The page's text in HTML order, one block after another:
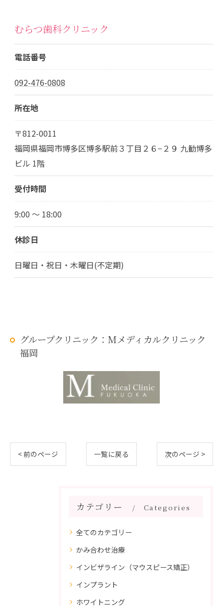
むらつ歯科クリニック
電話番号
092-476-0808
所在地
〒812-0011
福岡県福岡市博多区博多駅前３丁目２６−２９ 九勧博多
ビル 1階
受付時間
9:00 ～ 18:00
休診日
日曜日・祝日・木曜日(不定期)
グループクリニック：Mメディカルクリニック
福岡
< 前のページ 一覧に戻る 次のページ >
カテゴリー Categories
全てのカテゴリー
かみ合わせ治療
インビザライン（マウスピース矯正）
インプラント
ホワイトニング